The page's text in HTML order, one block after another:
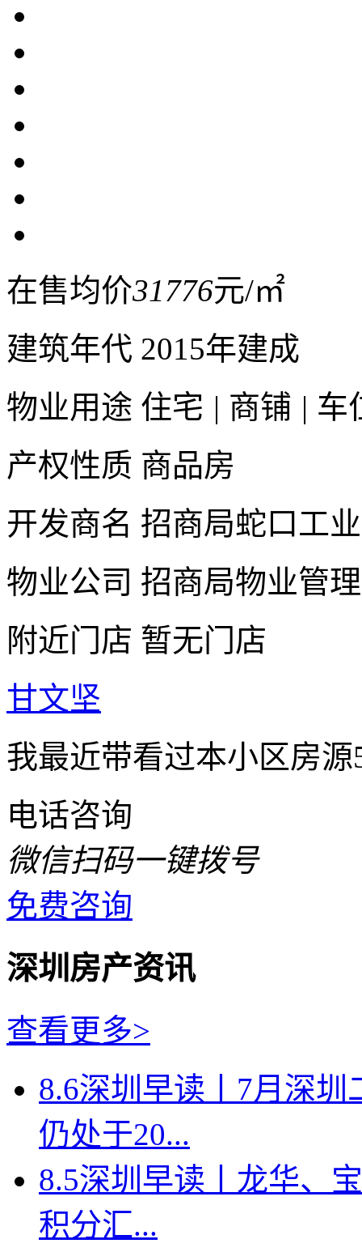
在售均价31776元/㎡
建筑年代 2015年建成
物业用途 住宅 | 商铺 | 车
产权性质 商品房
开发商名 招商局蛇口工
物业公司 招商局物业管
附近门店 暂无门店
甘文坚
我最近带看过本小区房
电话咨询
微信扫码一键拨号
免费咨询
深圳房产资讯
查看更多>
8.6深圳早读丨7月深
仍处于20...
8.5深圳早读丨龙华、
积分汇...